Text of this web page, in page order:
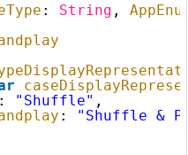
: String ,
: "Shuffle" ,
:
"Shuffle &